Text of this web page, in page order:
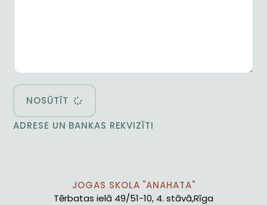
NOSŪTĪT
ADRESE UN BANKAS REKVIZĪTI
JOGAS SKOLA "ANAHATA"
Tērbatas ielā 49/51-10, 4. stāvā,Rīga